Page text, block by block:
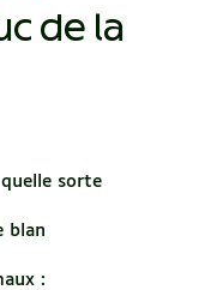
de la
sorte
blan
: